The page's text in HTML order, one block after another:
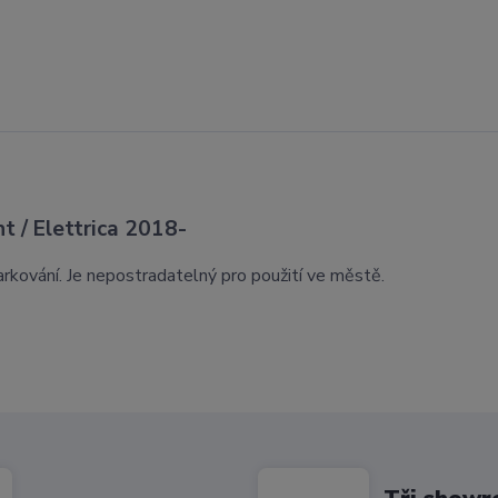
/ Elettrica 2018-
Je nepostradatelný pro použití ve městě.